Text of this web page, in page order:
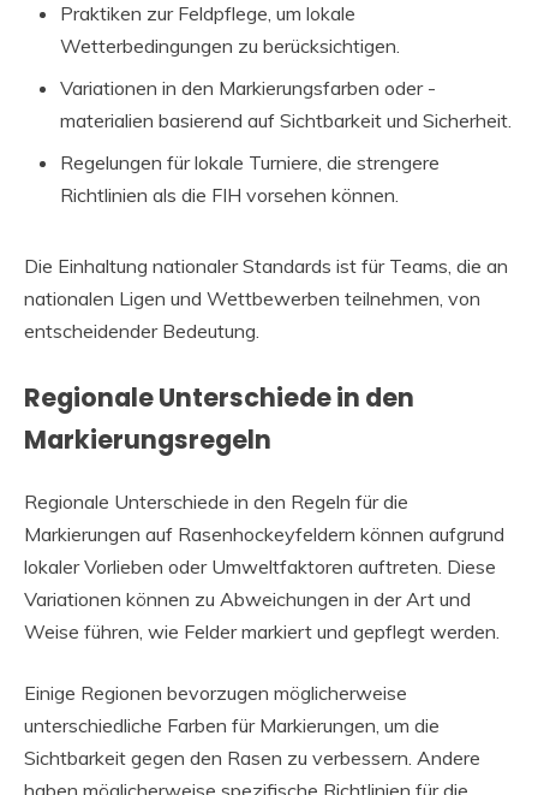
Praktiken zur Feldpflege, um lokale
Wetterbedingungen zu berücksichtigen.
Variationen in den Markierungsfarben oder -
materialien basierend auf Sichtbarkeit und Sicherheit.
Regelungen für lokale Turniere, die strengere
Richtlinien als die FIH vorsehen können.
Die Einhaltung nationaler Standards ist für Teams, die an
nationalen Ligen und Wettbewerben teilnehmen, von
entscheidender Bedeutung.
Regionale Unterschiede in den
Markierungsregeln
Regionale Unterschiede in den Regeln für die
Markierungen auf Rasenhockeyfeldern können aufgrund
lokaler Vorlieben oder Umweltfaktoren auftreten. Diese
Variationen können zu Abweichungen in der Art und
Weise führen, wie Felder markiert und gepflegt werden.
Einige Regionen bevorzugen möglicherweise
unterschiedliche Farben für Markierungen, um die
Sichtbarkeit gegen den Rasen zu verbessern. Andere
haben möglicherweise spezifische Richtlinien für die